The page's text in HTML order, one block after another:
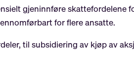
gjeninnføre skattefordelene
for flere ansatte.
til subsidiering av kjøp av